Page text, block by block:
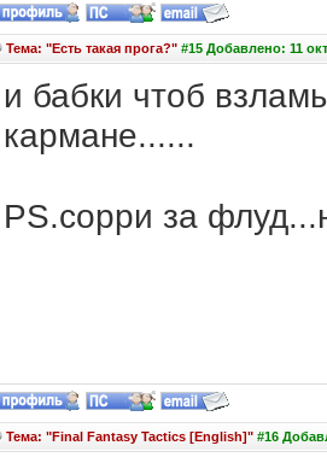
Тема: "Есть такая прога?"#15 Добавлено: 11
и бабки чтоб
кармане......
PS.сорри за
Тема: "Final Fantasy Tactics [English]"#16